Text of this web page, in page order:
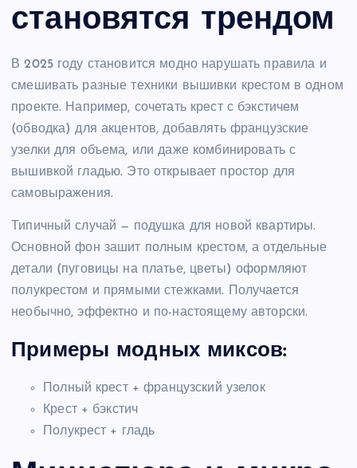
становятся трендом
В 2025 году становится модно нарушать правила и
смешивать разные техники вышивки крестом в одном
проекте. Например, сочетать крест с бэкстичем
(обводка) для акцентов, добавлять французские
узелки для объема, или даже комбинировать с
вышивкой гладью. Это открывает простор для
самовыражения.
Типичный случай — подушка для новой квартиры.
Основной фон зашит полным крестом, а отдельные
детали (пуговицы на платье, цветы) оформляют
полукрестом и прямыми стежками. Получается
необычно, эффектно и по-настоящему авторски.
Примеры модных миксов:
Полный крест + французский узелок
Крест + бэкстич
Полукрест + гладь